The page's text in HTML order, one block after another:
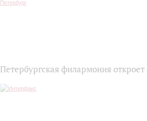
Петербургская филармония